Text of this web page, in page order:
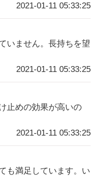
2021-01-11 05:33:25
いません。長持ちを望
2021-01-11 05:33:25
止めの効果が高いの
2021-01-11 05:33:25
も満足しています。い